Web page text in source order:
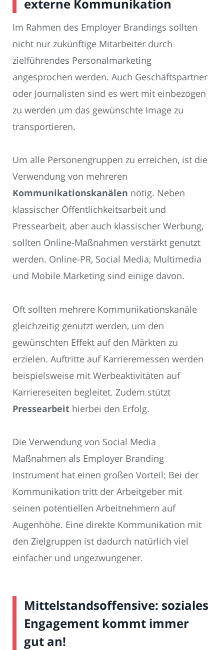
externe Kommunikation
Im Rahmen des Employer Brandings sollten
nicht nur zukünftige Mitarbeiter durch
zielführendes Personalmarketing
angesprochen werden. Auch Geschäftspartner
oder Journalisten sind es wert mit einbezogen
zu werden um das gewünschte Image zu
transportieren.
Um alle Personengruppen zu erreichen, ist die
Verwendung von mehreren
Kommunikationskanälen nötig. Neben
klassischer Öffentlichkeitsarbeit und
Pressearbeit, aber auch klassischer Werbung,
sollten Online-Maßnahmen verstärkt genutzt
werden. Online-PR, Social Media, Multimedia
und Mobile Marketing sind einige davon.
Oft sollten mehrere Kommunikationskanäle
gleichzeitig genutzt werden, um den
gewünschten Effekt auf den Märkten zu
erzielen. Auftritte auf Karrieremessen werden
beispielsweise mit Werbeaktivitäten auf
Karriereseiten begleitet. Zudem stützt
Pressearbeit hierbei den Erfolg.
Die Verwendung von Social Media
Maßnahmen als Employer Branding
Instrument hat einen großen Vorteil: Bei der
Kommunikation tritt der Arbeitgeber mit
seinen potentiellen Arbeitnehmern auf
Augenhöhe. Eine direkte Kommunikation mit
den Zielgruppen ist dadurch natürlich viel
einfacher und ungezwungener.
Mittelstandsoffensive: soziales
Engagement kommt immer
gut an!